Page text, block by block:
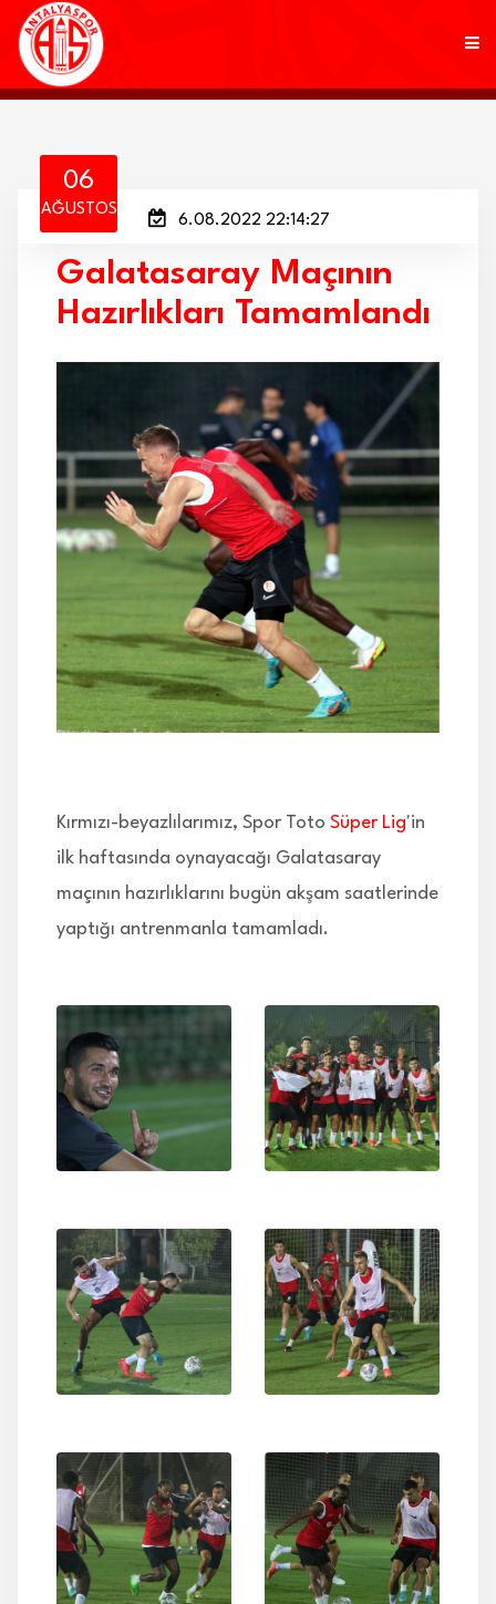
KULÜP
AKADEMİ
MARKALAR
HABERLER
İLETİŞİM
06
AĞUSTOS
6.08.2022 22:14:27
Galatasaray Maçının
Hazırlıkları Tamamlandı
Kırmızı-beyazlılarımız, Spor Toto Süper Lig'in
ilk haftasında oynayacağı Galatasaray
maçının hazırlıklarını bugün akşam saatlerinde
yaptığı antrenmanla tamamladı.